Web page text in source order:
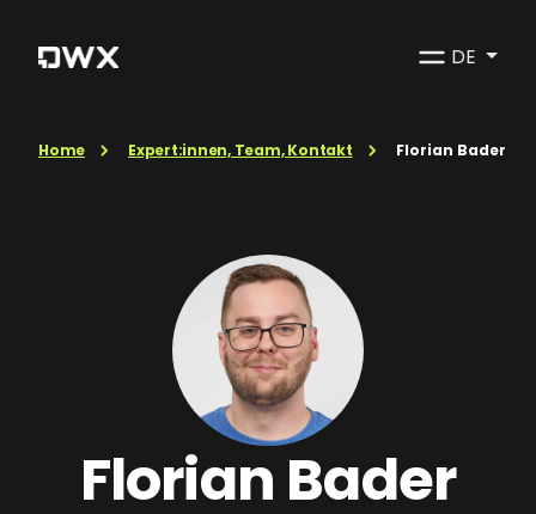
DE
Home Expert:innen, Team, Kontakt Florian Bader
Florian Bader